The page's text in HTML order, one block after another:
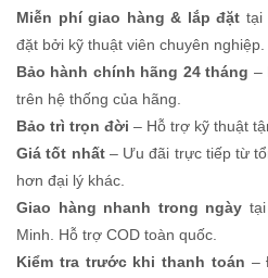
Miễn phí giao hàng & lắp đặt tại
đặt bởi kỹ thuật viên chuyên nghiệp.
Bảo hành chính hãng 24 tháng –
trên hệ thống của hãng.
Bảo trì trọn đời – Hỗ trợ kỹ thuật
Giá tốt nhất– Ưu đãi trực tiếp từ
hơn đại lý khác.
Giao hàng nhanh trong ngày
Minh. Hỗ trợ COD toàn quốc.
Kiểm tra trước khi thanh toán –